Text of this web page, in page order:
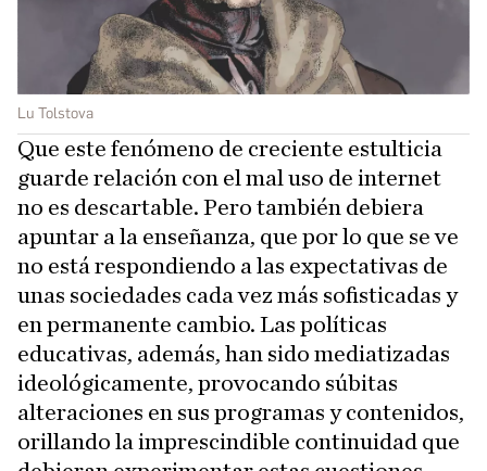
Lu Tolstova
Que este fenómeno de creciente estulticia
guarde relación con el mal uso de internet
no es descartable. Pero también debiera
apuntar a la enseñanza, que por lo que se ve
no está respondiendo a las expectativas de
unas sociedades cada vez más sofisticadas y
en permanente cambio. Las políticas
educativas, además, han sido mediatizadas
ideológicamente, provocando súbitas
alteraciones en sus programas y contenidos,
orillando la imprescindible continuidad que